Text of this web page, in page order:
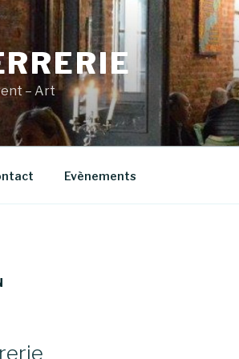
– Art
Evènements